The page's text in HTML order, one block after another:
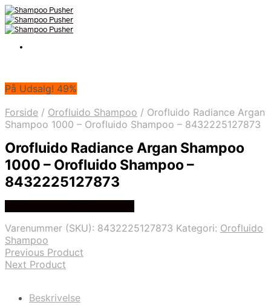
På Udsalg! 49%
Forside / Orofluido Shampoo / Orofluido Radiance Argan
Shampoo 1000 – Orofluido Shampoo – 8432225127873
Orofluido Radiance Argan Shampoo
1000 – Orofluido Shampoo –
8432225127873
Varenummer (SKU): 8432225127873 Kategori: Orofluido
Shampoo
Previous Product
Next Product
Beskrivelse